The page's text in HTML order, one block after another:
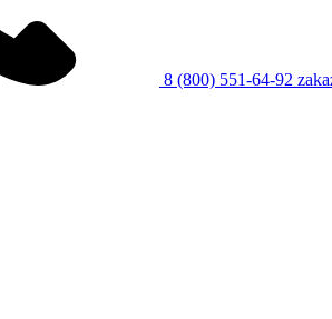
8 (800) 551-64-92